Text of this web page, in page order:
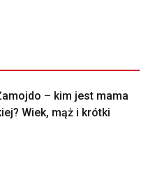
– kim jest mama
Wiek, mąż i krótki